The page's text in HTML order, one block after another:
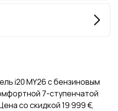
i20 MY26 с бензиновым
7-ступенчатой
со скидкой 19 999 €,